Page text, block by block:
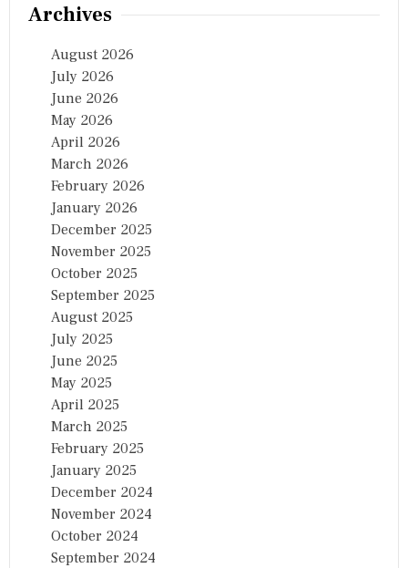
Archives
August 2026
July 2026
June 2026
May 2026
April 2026
March 2026
February 2026
January 2026
December 2025
November 2025
October 2025
September 2025
August 2025
July 2025
June 2025
May 2025
April 2025
March 2025
February 2025
January 2025
December 2024
November 2024
October 2024
September 2024